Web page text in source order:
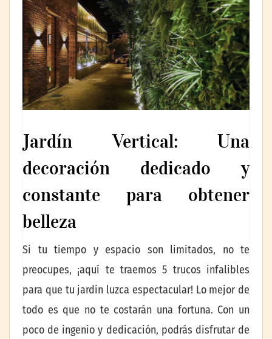
Jardín Vertical: Una
decoración dedicado y
constante para obtener
belleza
Si tu tiempo y espacio son limitados, no te
preocupes, ¡aquí te traemos 5 trucos infalibles
para que tu jardín luzca espectacular! Lo mejor de
todo es que no te costarán una fortuna. Con un
poco de ingenio y dedicación, podrás disfrutar de